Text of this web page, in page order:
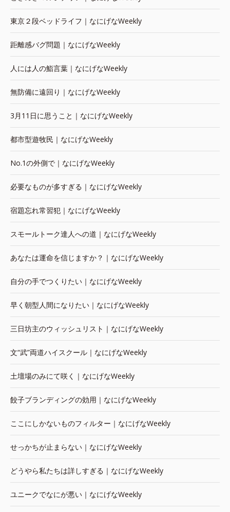
東京２段ベッドライフ｜なにげなWeekly
距離感バグ問題｜なにげなWeekly
人には人の鮨言葉｜なにげなWeekly
無防備に遠回り｜なにげなWeekly
3月11日に思うこと｜なにげなWeekly
都市型遊牧民｜なにげなWeekly
No.1の外側で｜なにげなWeekly
必要なものが多すぎる｜なにげなWeekly
宿題忘れ常習犯｜なにげなWeekly
スモールトーク達人への道｜なにげなWeekly
あなたは運命を信じますか？｜なにげなWeekly
自分の手でつくりたい｜なにげなWeekly
早く朝型人間になりたい｜なにげなWeekly
三日坊主のウィッシュリスト｜なにげなWeekly
文“武”両道ハイスクール｜なにげなWeekly
土壇場のみにて咲く｜なにげなWeekly
餃子ブランディングの効用｜なにげなWeekly
ここにしかないものフィルター｜なにげなWeekly
せっかちが止まらない｜なにげなWeekly
どうやら私たちは詳しすぎる｜なにげなWeekly
ユニークでなにが悪い｜なにげなWeekly